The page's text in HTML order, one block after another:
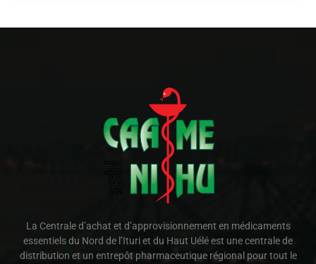
La Centrale d’achat et d’approvisionnement en médicaments
essentiels du Nord de l’Ituri et du Haut Uélé est une centrale de
distribution et un entrepôt pharmaceutique régional pour tout le